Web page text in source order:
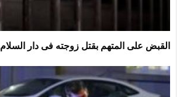
القبض على المتهم بقتل زوجته فى دار السلام